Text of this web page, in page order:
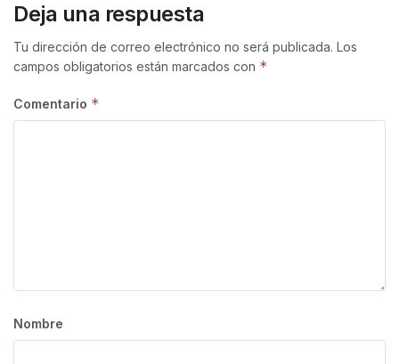
Deja una respuesta
Tu dirección de correo electrónico no será publicada. Los
campos obligatorios están marcados con *
Comentario *
Nombre